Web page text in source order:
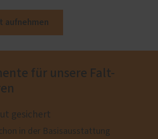
aufnehmen
für unsere Falt-
gesichert
in der Basisausstattung